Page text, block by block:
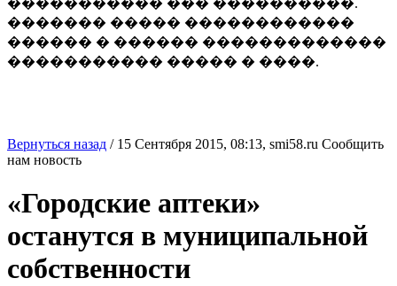
����������� ��� ����������.
������� ����� ������������
������ � ������ �������������
����������� ����� � ����.
Вернуться назад / 15 Сентября 2015, 08:13, smi58.ru Сообщить
нам новость
«Городские аптеки»
останутся в муниципальной
собственности